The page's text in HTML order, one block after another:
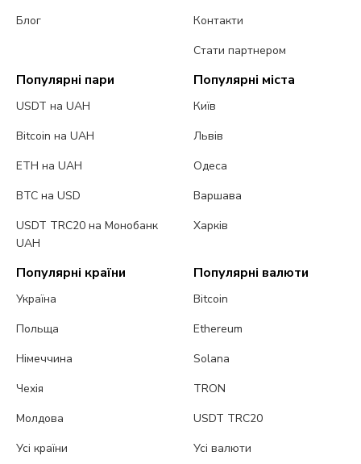
Блог
Контакти
Стати партнером
Популярні пари
USDT на UAH
Bitcoin на UAH
ETH на UAH
BTC на USD
USDT TRC20 на Монобанк
UAH
Популярні міста
Київ
Львів
Одеса
Варшава
Харків
Популярні країни
Україна
Польща
Німеччина
Чехія
Молдова
Усі країни
Популярні валюти
Bitcoin
Ethereum
Solana
TRON
USDT TRC20
Усі валюти